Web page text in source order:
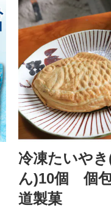
冷凍たいや
ん)10個 個
道製菓